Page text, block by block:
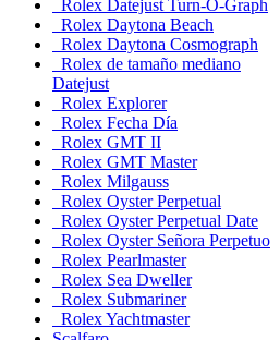
Rolex Datejust Turn-O-Graph
Rolex Daytona Beach
Rolex Daytona Cosmograph
Rolex de tamaño mediano
Datejust
Rolex Explorer
Rolex Fecha Día
Rolex GMT II
Rolex GMT Master
Rolex Milgauss
Rolex Oyster Perpetual
Rolex Oyster Perpetual Date
Rolex Oyster Señora Perpetuo
Rolex Pearlmaster
Rolex Sea Dweller
Rolex Submariner
Rolex Yachtmaster